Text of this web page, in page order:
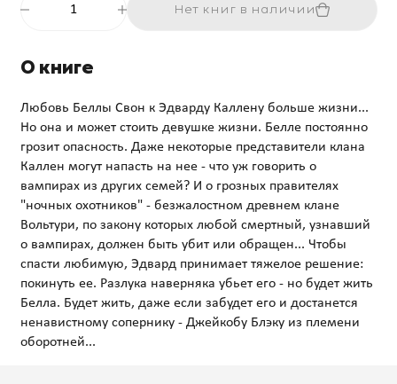
Нет книг в наличии
О книге
Любовь Беллы Свон к Эдварду Каллену больше жизни...
Но она и может стоить девушке жизни. Белле постоянно
грозит опасность. Даже некоторые представители клана
Каллен могут напасть на нее - что уж говорить о
вампирах из других семей? И о грозных правителях
"ночных охотников" - безжалостном древнем клане
Вольтури, по закону которых любой смертный, узнавший
о вампирах, должен быть убит или обращен... Чтобы
спасти любимую, Эдвард принимает тяжелое решение:
покинуть ее. Разлука наверняка убьет его - но будет жить
Белла. Будет жить, даже если забудет его и достанется
ненавистному сопернику - Джейкобу Блэку из племени